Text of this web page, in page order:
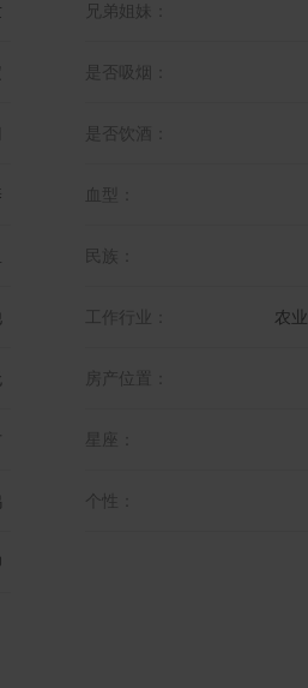
兄弟姐妹：
是否吸烟：
是否饮酒：
血型：
民族：
工作行业： 农
房产位置：
星座：
个性：